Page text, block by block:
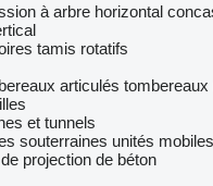
à arbre horizontal
tamis rotatifs
articulés tombereaux
et tunnels
souterraines unités
projection de béton